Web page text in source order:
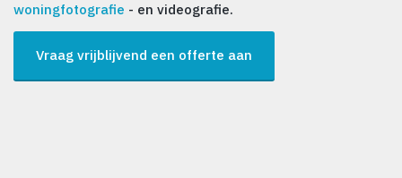
woningfotografie - en videografie.
Vraag vrijblijvend een offerte aan